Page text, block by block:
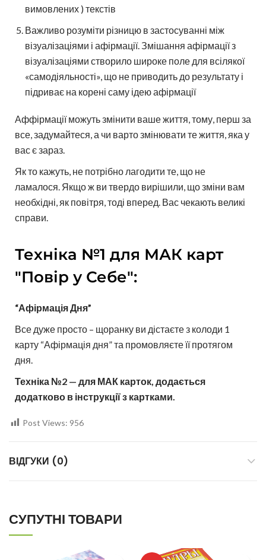
вимовлених ) текстів
Важливо розуміти різницю в застосуванні між
візуалізаціями і афірмації. Змішання афірмації з
візуалізаціями створило широке поле для всілякої
«самодіяльності», що не приводить до результату і
підриває на корені саму ідею афірмації
Аффірмації можуть змінити ваше життя, тому, перш за
все, задумайтеся, а чи варто змінювати те життя, яка у
вас є зараз.
Як то кажуть, не потрібно лагодити те, що не
ламалося. Якщо ж ви твердо вирішили, що зміни вам
необхідні, як повітря, тоді вперед. Вас чекають великі
справи.
Техніка №1 для МАК карт
"Повір у Себе":
“Афірмація Дня”
Все дуже просто – щоранку ви дістаєте з колоди 1
карту “Афірмація дня” та промовляєте її протягом
дня.
Техніка №2 — для МАК карток, додається
додатково в інструкції з картками.
Post Views: 956
ВІДГУКИ (0)
СУПУТНІ ТОВАРИ